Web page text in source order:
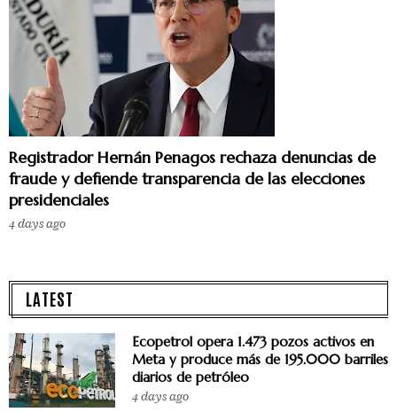
Registrador Hernán Penagos rechaza denuncias de
fraude y defiende transparencia de las elecciones
presidenciales
4 days ago
LATEST
Ecopetrol opera 1.473 pozos activos en
Meta y produce más de 195.000 barriles
diarios de petróleo
4 days ago